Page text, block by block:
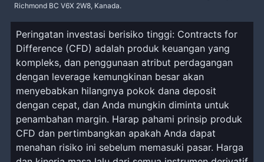
Richmond BC V6X 2W8, Kanada.
Peringatan investasi berisiko tinggi: Contracts for
Difference (CFD) adalah produk keuangan yang
kompleks, dan penggunaan atribut perdagangan
dengan leverage kemungkinan besar akan
menyebabkan hilangnya pokok dana deposit
dengan cepat, dan Anda mungkin diminta untuk
penambahan margin. Harap pahami prinsip produk
CFD dan pertimbangkan apakah Anda dapat
menahan risiko ini sebelum memasuki pasar. Harga